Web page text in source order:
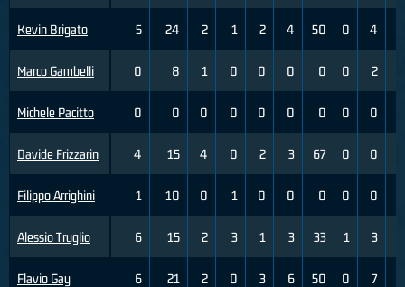
Kevin Brigato
Marco Gambelli
Michele Pacitto
Davide Frizzarin
Filippo Arrighini
Alessio Truglio
Flavio Gay
5 24 2 1 2 4 50 0 4
0 8 1 0 0 0 0 0 2
0 0 0 0 0 0 0 0 0
4 15 4 0 2 3 67 0 0
1 10 0 1 0 0 0 0 0
6 15 2 3 1 3 33 1 3
6 21 2 0 3 6 50 0 7